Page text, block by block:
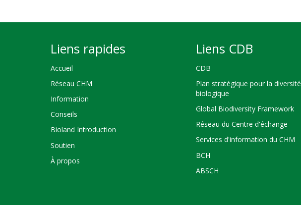
Liens rapides
Accueil
Réseau CHM
Information
Conseils
Bioland Introduction
Soutien
À propos
Liens CDB
CDB
Plan stratégique pour la diversité
biologique
Global Biodiversity Framework
Réseau du Centre d'échange
Services d'information du CHM
BCH
ABSCH